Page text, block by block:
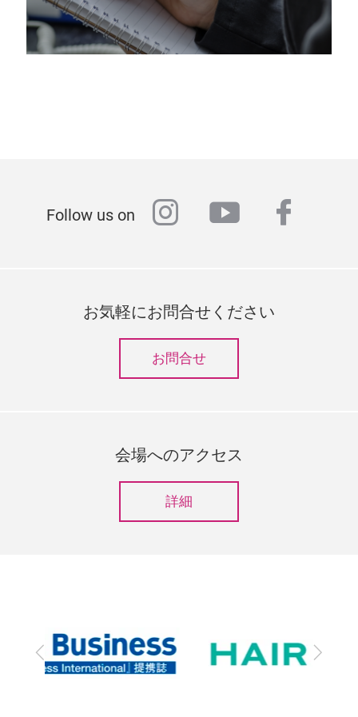
Follow us on instagram
youtube
お気軽にお問合せください
お問合せ
会場へのアクセス
詳細
前
へ
次